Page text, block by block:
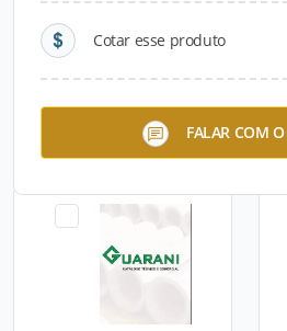
Cotar esse produto
FALAR COM
Tubo de Concreto para